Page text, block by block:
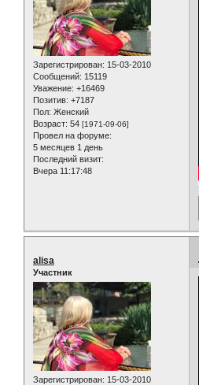
Зарегистрирован: 15-03-2010
Сообщений: 15119
Уважение: +16469
Позитив: +7187
Пол: Женский
Возраст: 54 [1971-09-06]
Провел на форуме:
5 месяцев 1 день
Последний визит:
Вчера 11:17:48
alisa
Участник
Зарегистрирован: 15-03-2010